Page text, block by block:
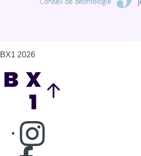
BX1 2026
Consulter page Instagram
Consulter page Facebook